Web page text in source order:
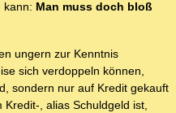
kann: Man muss doch bloß
ungern zur Kenntnis
sich verdoppeln können,
sondern nur auf Kredit gekauft
, alias Schuldgeld ist,